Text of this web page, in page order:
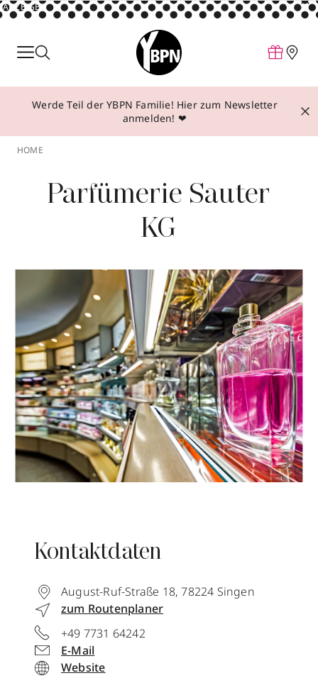
ANZEIGE
Parfum
Make-up
Behandlungen
Über YBPN
Werde Teil der YBPN Familie! Hier zum Newsletter
anmelden! ❤
HOME
Parfümerie Sauter
KG
Kontaktdaten
August-Ruf-Straße 18, 78224 Singen
zum Routenplaner
+49 7731 64242
E-Mail
Website